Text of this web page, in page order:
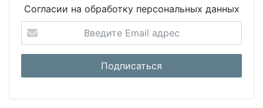
Согласии на обработку персональных данных